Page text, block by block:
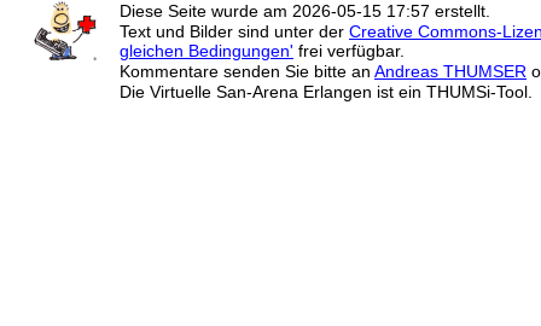
Diese Seite wurde am 2026-05-15 17:57 erstellt.
Text und Bilder sind unter der Creative Commons-
gleichen Bedingungen' frei verfügbar.
Kommentare senden Sie bitte an Andreas THUMSER
Die Virtuelle San-Arena Erlangen ist ein THUMSi-Tool.